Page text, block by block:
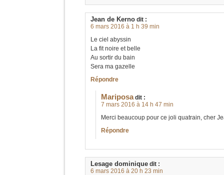
Jean de Kerno dit :
6 mars 2016 à 1 h 39 min
Le ciel abyssin
La fit noire et belle
Au sortir du bain
Sera ma gazelle
Répondre
Mariposa dit :
7 mars 2016 à 14 h 47 min
Merci beaucoup pour ce joli quatrain, cher
Répondre
Lesage dominique dit :
6 mars 2016 à 20 h 23 min